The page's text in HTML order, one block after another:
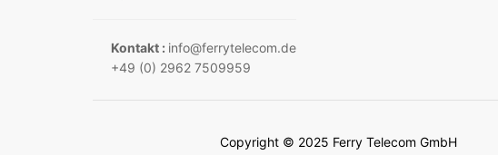
Kontakt : info@ferrytelecom.de
+49 (0) 2962 7509959
Copyright © 2025 Ferry Telecom GmbH